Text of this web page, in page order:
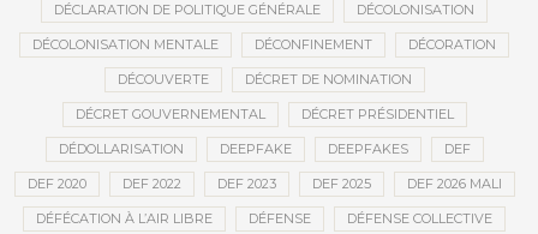
DÉCLARATION DE POLITIQUE GÉNÉRALE DÉCOLONISATION
DÉCOLONISATION MENTALE DÉCONFINEMENT DÉCORATION
DÉCOUVERTE DÉCRET DE NOMINATION
DÉCRET GOUVERNEMENTAL DÉCRET PRÉSIDENTIEL
DÉDOLLARISATION DEEPFAKE DEEPFAKES DEF
DEF 2020 DEF 2022 DEF 2023 DEF 2025 DEF 2026 MALI
DÉFÉCATION À L’AIR LIBRE DÉFENSE DÉFENSE COLLECTIVE